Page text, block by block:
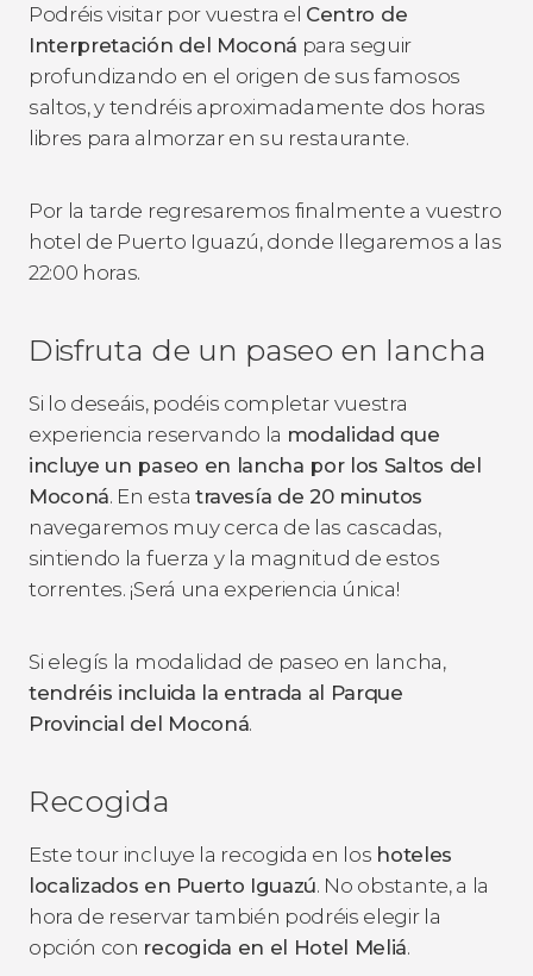
Podréis visitar por vuestra el Centro de
Interpretación del Moconá para seguir
profundizando en el origen de sus famosos
saltos, y tendréis aproximadamente dos horas
libres para almorzar en su restaurante.
Por la tarde regresaremos finalmente a vuestro
hotel de Puerto Iguazú, donde llegaremos a las
22:00 horas.
Disfruta de un paseo en lancha
Si lo deseáis, podéis completar vuestra
experiencia reservando la modalidad que
incluye un paseo en lancha por los Saltos del
Moconá. En esta travesía de 20 minutos
navegaremos muy cerca de las cascadas,
sintiendo la fuerza y la magnitud de estos
torrentes. ¡Será una experiencia única!
Si elegís la modalidad de paseo en lancha,
tendréis incluida la entrada al Parque
Provincial del Moconá.
Recogida
Este tour incluye la recogida en los hoteles
localizados en Puerto Iguazú. No obstante, a la
hora de reservar también podréis elegir la
opción con recogida en el Hotel Meliá.